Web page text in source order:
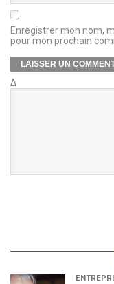
Enregistrer mon nom,
pour mon prochain
Δ